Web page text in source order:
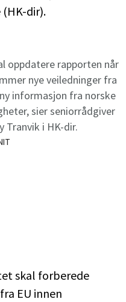
dir).
oppdatere rapporten når
nye veiledninger fra
informasjon fra norske
sier seniorrådgiver
Tranvik i HK-dir.
skal forberede
EU innen